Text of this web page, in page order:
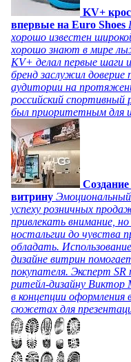
KV+
впервые на Euro Shoes
хорошо известен
хорошо знают в мире
KV+ делал первые шаги
бренд заслужил доверие
аудитории на
российский спортивный
был приоритетным для
витрину
успеху розничных
привлекать внимание,
ностальгии до чувства
обладать.
дизайне витрин
покупателя. Эксперт SR
ритейл-дизайну Виктор
в концепции
сюжетах для